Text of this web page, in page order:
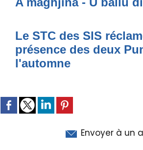
Le STC des SIS
présence des deux
l'automne
Envoyer à un